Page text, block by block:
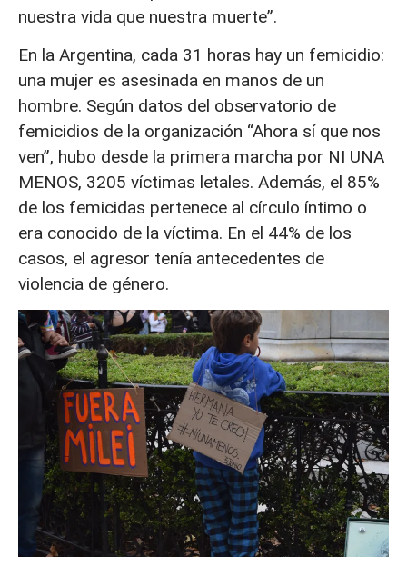
nuestra vida que nuestra muerte”.
En la Argentina, cada 31 horas hay un femicidio:
una mujer es asesinada en manos de un
hombre. Según datos del observatorio de
femicidios de la organización “Ahora sí que nos
ven”, hubo desde la primera marcha por NI UNA
MENOS, 3205 víctimas letales. Además, el 85%
de los femicidas pertenece al círculo íntimo o
era conocido de la víctima. En el 44% de los
casos, el agresor tenía antecedentes de
violencia de género.